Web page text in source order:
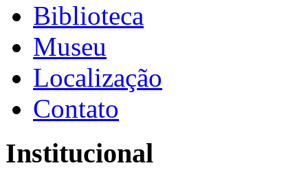
Biblioteca
Museu
Localização
Contato
Institucional